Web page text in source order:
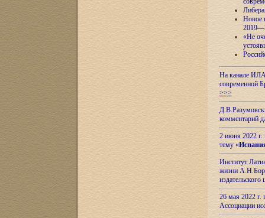
Новое
«Не
На канале ИЛА
современной
>>>
комментарий
2 июня 2022 г.
тему «
Институт
жизни
26 мая 2022
Ассоциации